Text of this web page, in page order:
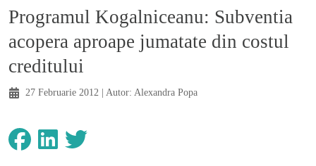
Programul Kogalniceanu: Subventia
acopera aproape jumatate din costul
creditului
27 Februarie 2012 | Autor: Alexandra Popa